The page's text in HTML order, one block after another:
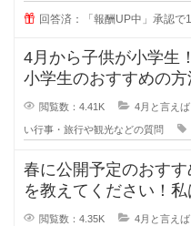
回答済：「報酬UP中」承認で
4月から子供が小学生
小学生のおすすめの
予定の小学校から買
閲覧数：4.41K 4月と言え
い行事・旅行や観光などの質問
春に公開予定のおす
を教えてください！
ーズとゴジラ×コング
閲覧数：4.35K 4月と言え